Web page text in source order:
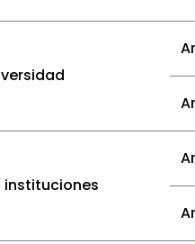
dentro de la
instituciones